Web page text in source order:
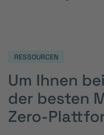
RESSOURCEN
Um Ihnen
der besten
Zero-